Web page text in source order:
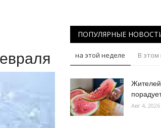
ПОПУЛЯРНЫЕ
на этой неделе В этом
Жителей
Авг 4, 2026